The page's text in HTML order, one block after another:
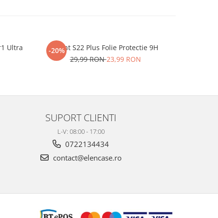
Ultra
-20%
iHunt S22 Plus Folie Protectie 9H
29,99 RON23,99 RON
SUPORT CLIENTI
L-V: 08:00 - 17:00
0722134434
contact@elencase.ro